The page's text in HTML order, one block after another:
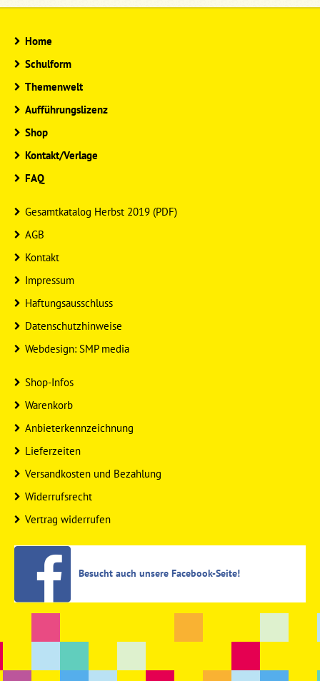
Home
Schulform
Themenwelt
Aufführungslizenz
Shop
Kontakt/Verlage
FAQ
Gesamtkatalog Herbst 2019 (PDF)
AGB
Kontakt
Impressum
Haftungsausschluss
Datenschutzhinweise
Webdesign: SMP media
Shop-Infos
Warenkorb
Anbieterkennzeichnung
Lieferzeiten
Versandkosten und Bezahlung
Widerrufsrecht
Vertrag widerrufen
Besucht auch unsere Facebook-Seite!